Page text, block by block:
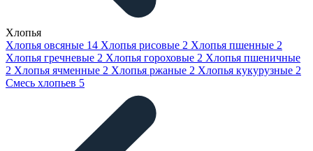
Хлопья
Хлопья овсяные 14 Хлопья рисовые 2 Хлопья пшенные 2
Хлопья гречневые 2 Хлопья гороховые 2 Хлопья пшеничные
2 Хлопья ячменные 2 Хлопья ржаные 2 Хлопья кукурузные 2
Смесь хлопьев 5